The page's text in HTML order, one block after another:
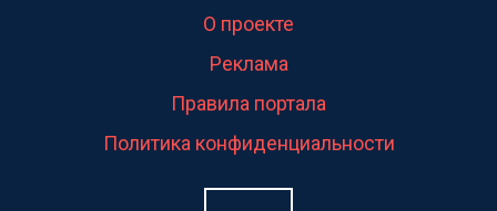
О проекте
Реклама
Правила портала
Политика конфиденциальности